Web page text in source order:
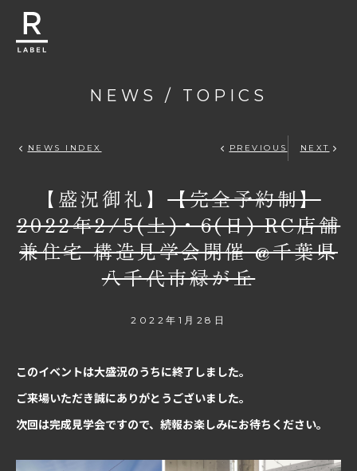
HOME プライバシーポリシー 免責事項 サイトマップ
株式会社相川スリーエフ
[ 本社 ]〒273-0011 千葉県船橋市湊町3-7-8
NEWS / TOPICS
NEWS INDEX PREVIOUS NEXT
【盛況御礼】【完全予約制】
2022年2/5(土)・6(日) RC店舗
兼住宅 構造見学会開催 @千葉県
八千代市緑が丘
2022年1月28日
このイベントは大盛況のうちに終了しました。
ご来場いただき誠にありがとうございました。
次回は完成見学会ですので、続報お楽しみにお待ちください。